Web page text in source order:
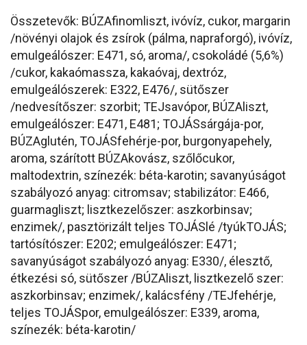
Összetevők: BÚZAfinomliszt, ivóvíz, cukor, margarin
/növényi olajok és zsírok (pálma, napraforgó), ivóvíz,
emulgeálószer: E471, só, aroma/, csokoládé (5,6%)
/cukor, kakaómassza, kakaóvaj, dextróz,
emulgeálószerek: E322, E476/, sütőszer
/nedvesítőszer: szorbit; TEJsavópor, BÚZAliszt,
emulgeálószer: E471, E481; TOJÁSsárgája-por,
BÚZAglutén, TOJÁSfehérje-por, burgonyapehely,
aroma, szárított BÚZAkovász, szőlőcukor,
maltodextrin, színezék: béta-karotin; savanyúságot
szabályozó anyag: citromsav; stabilizátor: E466,
guarmagliszt; lisztkezelőszer: aszkorbinsav;
enzimek/, pasztörizált teljes TOJÁSlé /tyúkTOJÁS;
tartósítószer: E202; emulgeálószer: E471;
savanyúságot szabályozó anyag: E330/, élesztő,
étkezési só, sütőszer /BÚZAliszt, lisztkezelő szer:
aszkorbinsav; enzimek/, kalácsfény /TEJfehérje,
teljes TOJÁSpor, emulgeálószer: E339, aroma,
színezék: béta-karotin/